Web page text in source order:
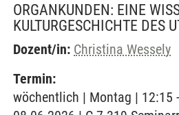
ORGANKUNDEN: EINE
KULTURGESCHICHTE DES
Dozent/in: Christina Wessely
Termin:
wöchentlich | Montag | 12:15